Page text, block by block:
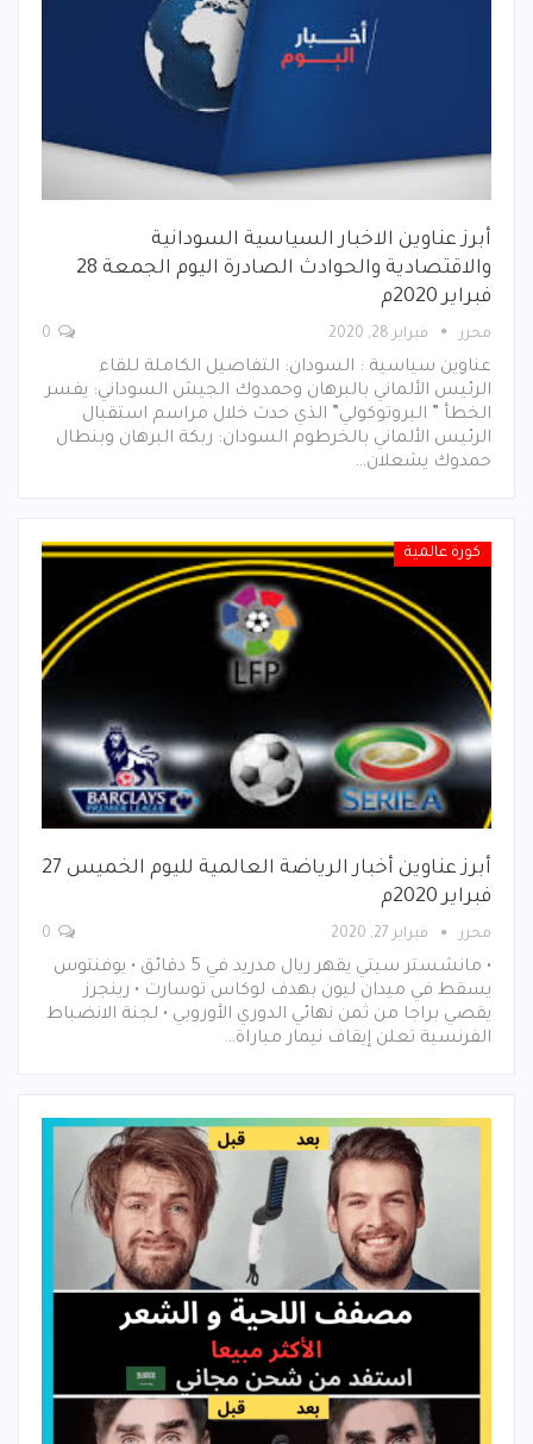
أبرز عناوين الاخبار السياسية السودانية
والاقتصادية والحوادث الصادرة اليوم الجمعة 28
فبراير 2020م
محرر فبراير 28, 2020
عناوين سياسية : السودان: التفاصيل الكاملة للقاء
الرئيس الألماني بالبرهان وحمدوك الجيش السوداني: يفسر
الخطأ ” البروتوكولي” الذي حدث خلال مراسم استقبال
الرئيس الألماني بالخرطوم السودان: ربكة البرهان وبنطال
حمدوك يشعلان…
كورة عالمية
أبرز عناوين أخبار الرياضة العالمية لليوم الخميس 27
فبراير 2020م
محرر فبراير 27, 2020
• مانشستر سيتي يقهر ريال مدريد في 5 دقائق • يوفنتوس
يسقط في ميدان ليون بهدف لوكاس توسارت • رينجرز
يقصي براجا من ثمن نهائي الدوري الأوروبي • لجنة الانضباط
الفرنسية تعلن إيقاف نيمار مباراة…